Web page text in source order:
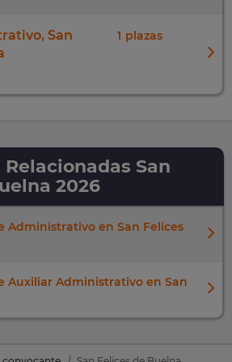
San
1
San
2026
Administrativo en San Felices
Auxiliar Administrativo en San